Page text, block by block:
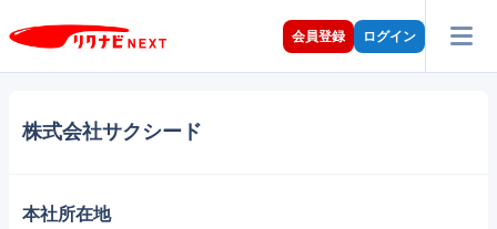
会員登録 ログイン
株式会社サクシード
本社所在地